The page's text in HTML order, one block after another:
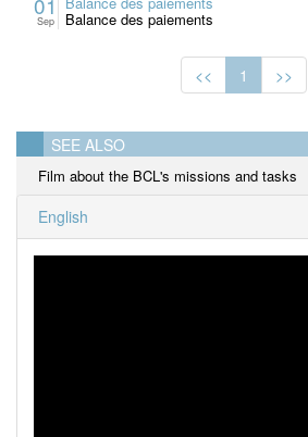
Sep Balance des paiements
<< 1 >>
SEE ALSO
Film about the BCL's missions and tasks
English